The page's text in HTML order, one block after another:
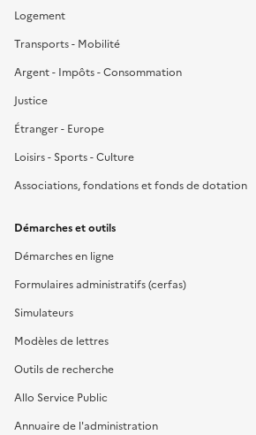
Logement
Transports - Mobilité
Argent - Impôts - Consommation
Justice
Étranger - Europe
Loisirs - Sports - Culture
Associations, fondations et fonds de dotation
Démarches et outils
Démarches en ligne
Formulaires administratifs (cerfas)
Simulateurs
Modèles de lettres
Outils de recherche
Allo Service Public
Annuaire de l'administration